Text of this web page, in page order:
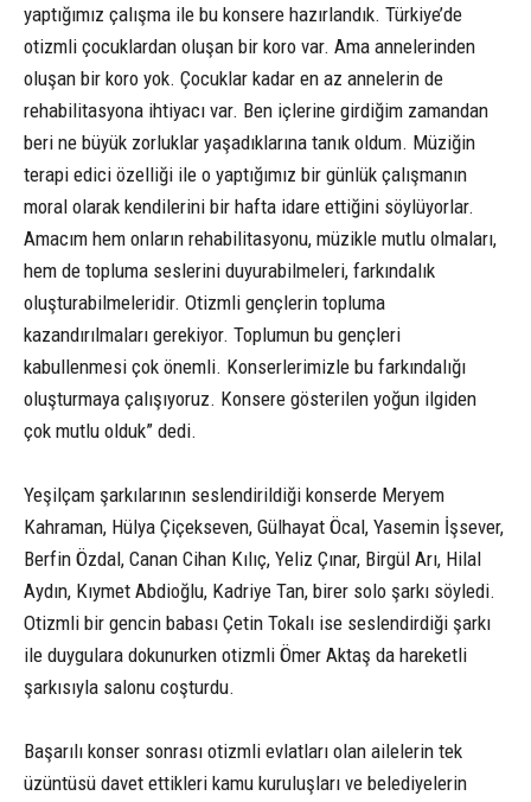
yaptığımız çalışma ile bu konsere hazırlandık. Türkiye’de
otizmli çocuklardan oluşan bir koro var. Ama annelerinden
oluşan bir koro yok. Çocuklar kadar en az annelerin de
rehabilitasyona ihtiyacı var. Ben içlerine girdiğim zamandan
beri ne büyük zorluklar yaşadıklarına tanık oldum. Müziğin
terapi edici özelliği ile o yaptığımız bir günlük çalışmanın
moral olarak kendilerini bir hafta idare ettiğini söylüyorlar.
Amacım hem onların rehabilitasyonu, müzikle mutlu olmaları,
hem de topluma seslerini duyurabilmeleri, farkındalık
oluşturabilmeleridir. Otizmli gençlerin topluma
kazandırılmaları gerekiyor. Toplumun bu gençleri
kabullenmesi çok önemli. Konserlerimizle bu farkındalığı
oluşturmaya çalışıyoruz. Konsere gösterilen yoğun ilgiden
çok mutlu olduk” dedi.
Yeşilçam şarkılarının seslendirildiği konserde Meryem
Kahraman, Hülya Çiçekseven, Gülhayat Öcal, Yasemin İşsever,
Berfin Özdal, Canan Cihan Kılıç, Yeliz Çınar, Birgül Arı, Hilal
Aydın, Kıymet Abdioğlu, Kadriye Tan, birer solo şarkı söyledi.
Otizmli bir gencin babası Çetin Tokalı ise seslendirdiği şarkı
ile duygulara dokunurken otizmli Ömer Aktaş da hareketli
şarkısıyla salonu coşturdu.
Başarılı konser sonrası otizmli evlatları olan ailelerin tek
üzüntüsü davet ettikleri kamu kuruluşları ve belediyelerin